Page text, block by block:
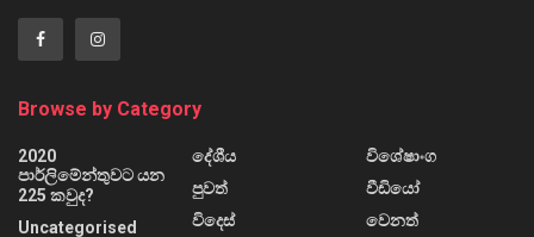
Browse by Category
2020
පාර්ලිමේන්තුවට යන
225 කවුද?
Uncategorised
දේශීය
පුවත්
විදෙස්
විශේෂාංග
වීඩියෝ
වෙනත්